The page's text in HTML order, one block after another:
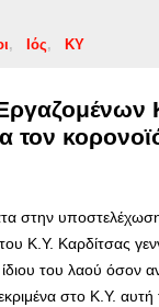
Ιός ΚΥ
τον
στην
Κ.Υ. Καρδίτσας
του λαού όσον
στο Κ.Υ.